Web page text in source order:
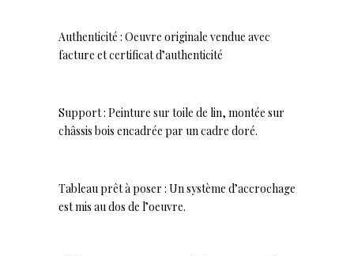
Authenticité : Oeuvre originale vendue avec
facture et certificat d’authenticité
Support : Peinture sur toile de lin, montée sur
châssis bois encadrée par un cadre doré.
Tableau prêt à poser : Un système d’accrochage
est mis au dos de l’oeuvre.